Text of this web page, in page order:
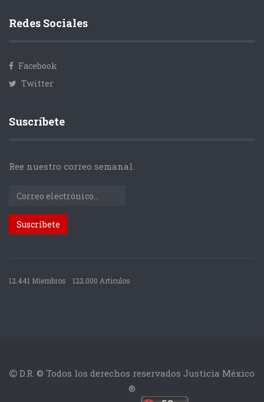
Redes Sociales
Facebook
Twitter
Suscríbete
Ree nuestro correo semanal.
12.441 Miembros 122.000 Articulos
D.R. © Todos los derechos reservados Justicia México
®